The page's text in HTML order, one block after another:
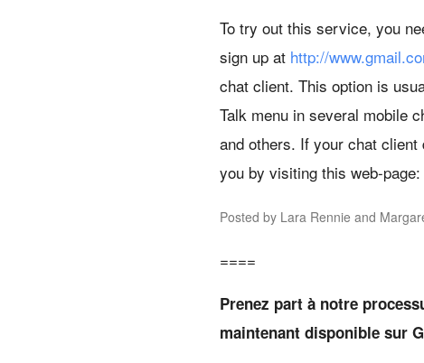
To try out this service, you
sign up at http://
chat client. This option is
Talk menu in several mobile
and others. If your chat
you by visiting this web-page:
Posted by Lara Rennie and
====
Prenez part à notre
maintenant disponible sur